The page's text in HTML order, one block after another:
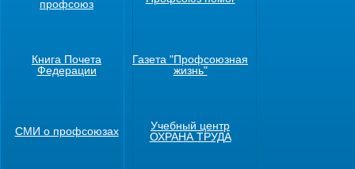
профсоюз
Книга Почета
Федерации
Газета "Профсоюзная
жизнь"
СМИ о профсоюзах
Учебный центр
ОХРАНА ТРУДА